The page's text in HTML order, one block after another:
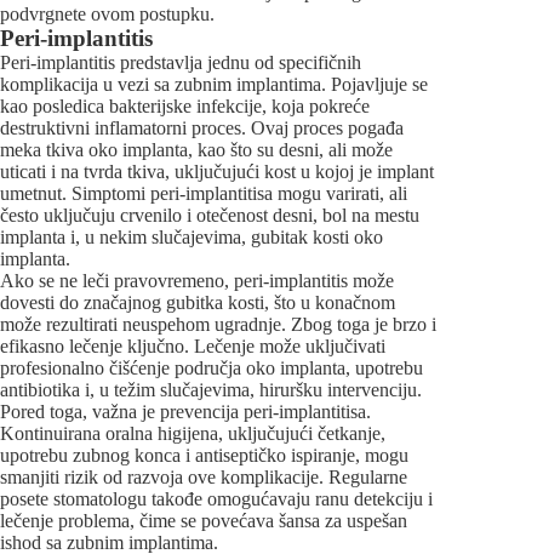
podvrgnete ovom postupku.
Peri-implantitis
Peri-implantitis predstavlja jednu od specifičnih
komplikacija u vezi sa zubnim implantima. Pojavljuje se
kao posledica bakterijske infekcije, koja pokreće
destruktivni inflamatorni proces. Ovaj proces pogađa
meka tkiva oko implanta, kao što su desni, ali može
uticati i na tvrda tkiva, uključujući kost u kojoj je implant
umetnut. Simptomi peri-implantitisa mogu varirati, ali
često uključuju crvenilo i otečenost desni, bol na mestu
implanta i, u nekim slučajevima, gubitak kosti oko
implanta.
Ako se ne leči pravovremeno, peri-implantitis može
dovesti do značajnog gubitka kosti, što u konačnom
može rezultirati neuspehom ugradnje. Zbog toga je brzo i
efikasno lečenje ključno. Lečenje može uključivati
profesionalno čišćenje područja oko implanta, upotrebu
antibiotika i, u težim slučajevima, hiruršku intervenciju.
Pored toga, važna je prevencija peri-implantitisa.
Kontinuirana oralna higijena, uključujući četkanje,
upotrebu zubnog konca i antiseptičko ispiranje, mogu
smanjiti rizik od razvoja ove komplikacije. Regularne
posete stomatologu takođe omogućavaju ranu detekciju i
lečenje problema, čime se povećava šansa za uspešan
ishod sa zubnim implantima.